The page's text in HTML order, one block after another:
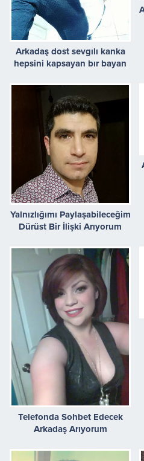
Arkadaş dost sevgılı kanka
hepsini kapsayan bır bayan
Yalnızlığımı Paylaşabileceğim
Dürüst Bir İlişki Arıyorum
Telefonda Sohbet Edecek
Arkadaş Arıyorum